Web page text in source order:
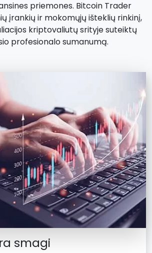
priemones. Bitcoin Trader
įrankių ir mokomųjų išteklių rinkinį,
kriptovaliutų srityje suteiktų
profesionalo sumanumą.
smagi